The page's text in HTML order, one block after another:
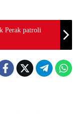
Perak patroli